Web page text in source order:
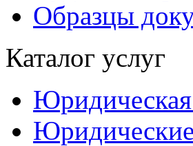
Образцы
Каталог услуг
Юридическая